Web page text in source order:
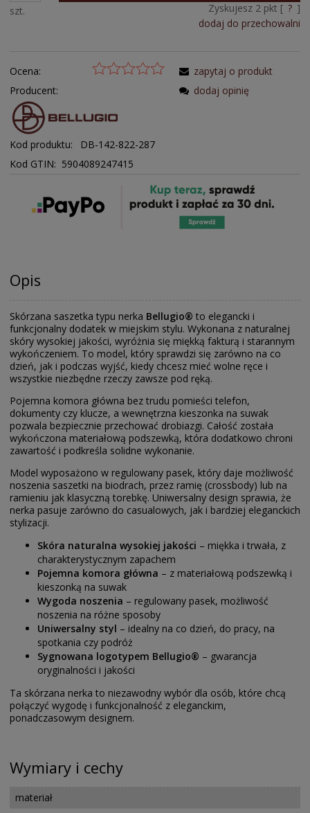
szt.
Zyskujesz 2 pkt [ ? ]
dodaj do przechowalni
Ocena:
Producent:
Kod produktu:
DB-142-822-287
Kod GTIN: 5904089247415
zapytaj o produkt
dodaj opinię
Opis
Skórzana saszetka typu nerka Bellugio® to elegancki i
funkcjonalny dodatek w miejskim stylu. Wykonana z naturalnej
skóry wysokiej jakości, wyróżnia się miękką fakturą i starannym
wykończeniem. To model, który sprawdzi się zarówno na co
dzień, jak i podczas wyjść, kiedy chcesz mieć wolne ręce i
wszystkie niezbędne rzeczy zawsze pod ręką.
Pojemna komora główna bez trudu pomieści telefon,
dokumenty czy klucze, a wewnętrzna kieszonka na suwak
pozwala bezpiecznie przechować drobiazgi. Całość została
wykończona materiałową podszewką, która dodatkowo chroni
zawartość i podkreśla solidne wykonanie.
Model wyposażono w regulowany pasek, który daje możliwość
noszenia saszetki na biodrach, przez ramię (crossbody) lub na
ramieniu jak klasyczną torebkę. Uniwersalny design sprawia, że
nerka pasuje zarówno do casualowych, jak i bardziej eleganckich
stylizacji.
Skóra naturalna wysokiej jakości – miękka i trwała, z
charakterystycznym zapachem
Pojemna komora główna – z materiałową podszewką i
kieszonką na suwak
Wygoda noszenia – regulowany pasek, możliwość
noszenia na różne sposoby
Uniwersalny styl – idealny na co dzień, do pracy, na
spotkania czy podróż
Sygnowana logotypem Bellugio® – gwarancja
oryginalności i jakości
Ta skórzana nerka to niezawodny wybór dla osób, które chcą
połączyć wygodę i funkcjonalność z eleganckim,
ponadczasowym designem.
Wymiary i cechy
materiał